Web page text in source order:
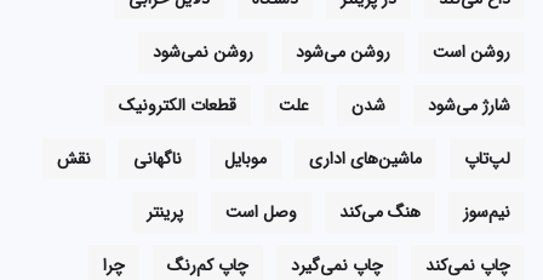
روشن است
روشن می‌شود
روشن نمی‌شود
شارژ می‌شود
شدن علت
قطعات الکترونیک
لپ‌تاپ
ماشین‌های اداری موبایل ناگهانی
نقش
نیم‌سوز
هنگ می‌کند وصل است
پرینتر
چاپ نمی‌کند
چاپ نمی‌گیرد چاپ کم‌رنگ
چرا